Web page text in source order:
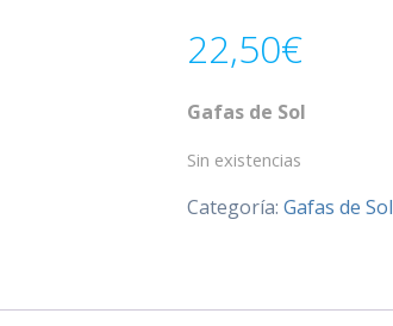
22,50€
Gafas de Sol
Sin existencias
Categoría: Gafas de Sol